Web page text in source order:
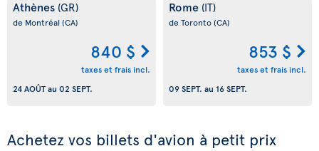
Athènes (GR)
de Montréal (CA)
840 $
taxes et frais incl.
24 AOÛTau 02 SEPT.
Rome (IT)
de Toronto(CA)
853 $
taxes et frais incl.
09 SEPT. au 16 SEPT.
Achetez vos billets d'avion à petit prix